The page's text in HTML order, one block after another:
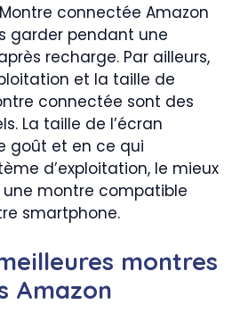
connectée Amazon
garder pendant une
recharge. Par ailleurs,
et la taille de
connectée sont des
La taille de l’écran
goût et en ce qui
d’exploitation, le mieux
une montre compatible
smartphone.
montres
Amazon